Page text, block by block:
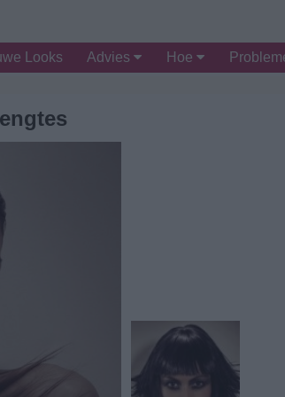
Looks Advies Hoe